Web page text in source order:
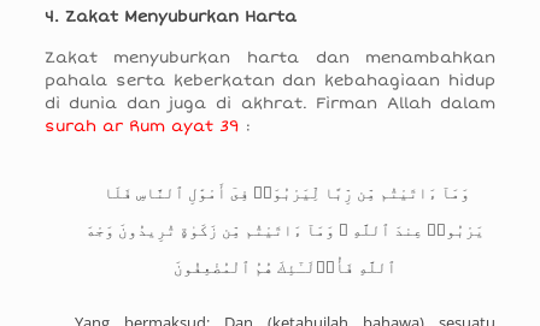
4. Zakat Menyuburkan Harta
Zakat menyuburkan harta dan menambahkan
pahala serta keberkatan dan kebahagiaan hidup
di dunia dan juga di akhrat. Firman Allah dalam
surah ar Rum ayat 39 :
يَرْبُوا۟ عِندَ ٱللَّهِ ۖ وَمَآ ءَاتَيْتُم مِّن زَكَوٰةٍ تُرِيدُونَ وَجْهَ
ٱللَّهِ فَأُو۟لَـٰٓئِكَ هُمُ ٱلْمُضْعِفُونَ